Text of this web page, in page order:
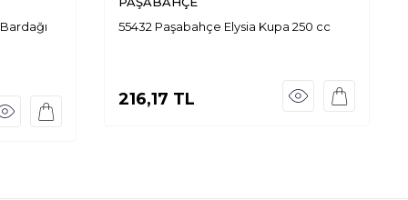
55432 Paşabahçe Elysia Kupa 250 cc
216,17 TL